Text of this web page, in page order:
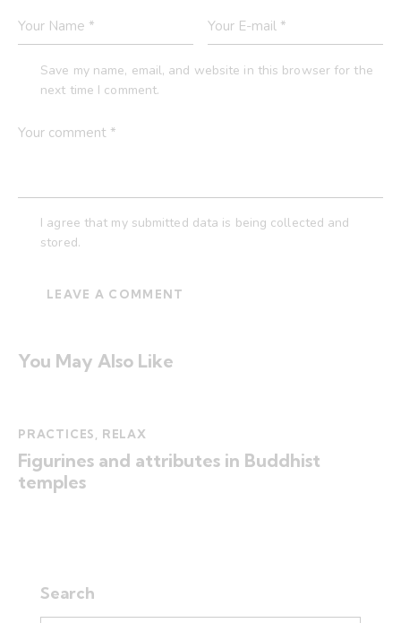
Save my name, email, and website in this browser for the
next time I comment.
I agree that my submitted data is being collected and
stored.
You May Also Like
PRACTICES, RELAX
Figurines and attributes in Buddhist
temples
Search